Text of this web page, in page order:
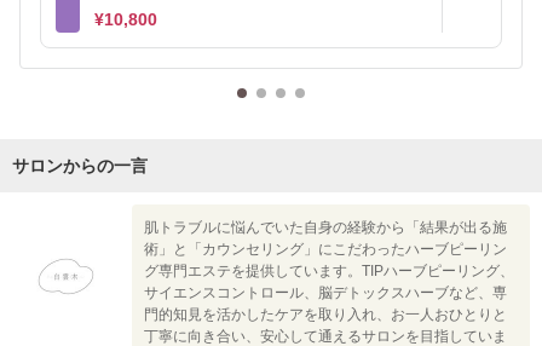
¥10,800
サロンからの一言
肌トラブルに悩んでいた自身の経験から「結果が出る施
術」と「カウンセリング」にこだわったハーブピーリン
グ専門エステを提供しています。TIPハーブピーリング、
サイエンスコントロール、脳デトックスハーブなど、専
門的知見を活かしたケアを取り入れ、お一人おひとりと
丁寧に向き合い、安心して通えるサロンを目指していま